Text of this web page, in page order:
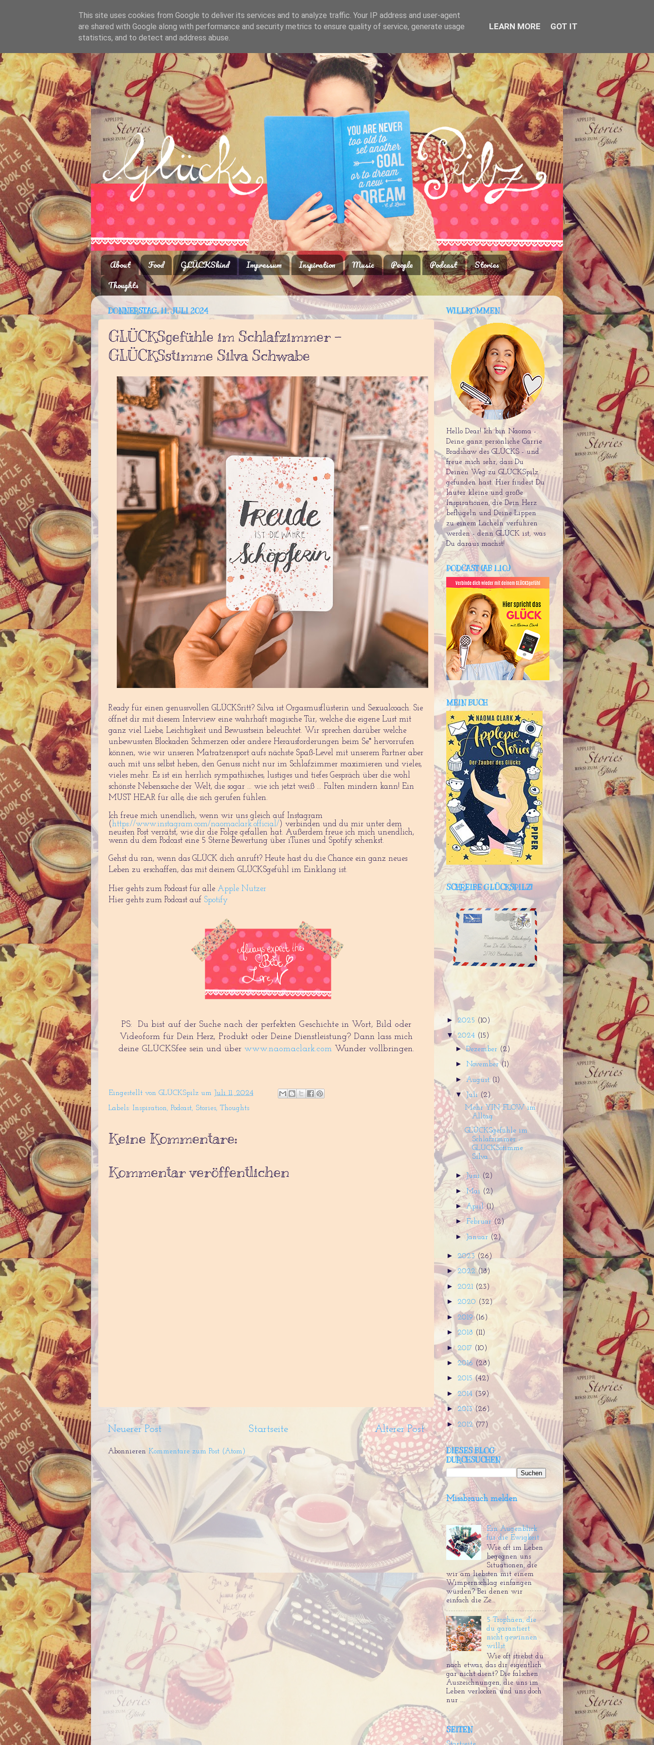
About Food GLÜCKSkind Impressum Inspiration Music People Podcast
Stories
Thoughts
DONNERSTAG, 11. JULI 2024
GLÜCKSgefühle im Schlafzimmer -
GLÜCKSstimme Silva Schwabe
Ready für einen genussvollen GLÜCKSritt? Silva ist Orgasmusflüsterin und Sexualcoach. Sie
öffnet dir mit diesem Interview eine wahrhaft magische Tür, welche die eigene Lust mit
ganz viel Liebe, Leichtigkeit und Bewusstsein beleuchtet. Wir sprechen darüber welche
unbewussten Blockaden Schmerzen oder andere Herausforderungen beim Se* hervorrufen
können, wie wir unseren Matratzensport aufs nächste Spaß-Level mit unserem Partner aber
auch mit uns selbst heben, den Genuss nicht nur im Schlafzimmer maximieren und vieles,
vieles mehr. Es ist ein herrlich sympathisches, lustiges und tiefes Gespräch über die wohl
schönste Nebensache der Welt, die sogar … wie ich jetzt weiß … Falten mindern kann! Ein
MUST HEAR für alle, die sich gerufen fühlen.
Ich freue mich unendlich, wenn wir uns gleich auf Instagram
(https://www.instagram.com/naomaclark.official/ ) verbinden und du mir unter dem
neusten Post verrätst, wie dir die Folge gefallen hat. Außerdem freue ich mich unendlich,
wenn du dem Podcast eine 5 Sterne Bewertung über iTunes und Spotify schenkst.
Gehst du ran, wenn das GLÜCK dich anruft? Heute hast du die Chance ein ganz neues
Leben zu erschaffen, das mit deinem GLÜCKSgefühl im Einklang ist.
Hier gehts zum Podcast für alle Apple Nutzer
Hier gehts zum Podcast auf Spotify
PS: Du bist auf der Suche nach der perfekten Geschichte in Wort, Bild oder
Videoform für Dein Herz, Produkt oder Deine Dienstleistung? Dann lass mich
deine GLÜCKSfee sein und über www.naomaclark.com Wunder vollbringen.
Eingestellt von GLÜCKSpilz um Juli 11, 2024
Labels: Inspiration, Podcast, Stories, Thoughts
Keine Kommentare:
Kommentar veröffentlichen
Neuerer Post Älterer Post
Startseite
Abonnieren Kommentare zum Post (Atom)
WILLKOMMEN
Hello Dear! Ich bin Naoma -
Deine ganz persönliche Carrie
Bradshaw des GLÜCKS - und
freue mich sehr, dass Du
Deinen Weg zu GLÜCKSpilz
gefunden hast. Hier findest Du
lauter kleine und große
Inspirationen, die Dein Herz
beflügeln und Deine Lippen
zu einem Lächeln verführen
werden - denn GLÜCK ist, was
Du daraus machst!
PODCAST (AB 1.10.)
MEIN BUCH
SCHREIBE GLÜCKSPILZ!
► 2025 (10)
▼2024 (15)
►Dezember (2)
► November(1)
► August(1)
▼Juli (2)
Mehr YIN FLOW im
Alltag
GLÜCKSgefühle im
Schlafzimmer -
GLÜCKSstimme
Silva...
►Juni (2)
► Mai (2)
►April(1)
►Februar(2)
► Januar (2)
► 2023 (26)
►2022(18)
► 2021 (23)
► 2020 (32)
► 2019(16)
► 2018 (11)
► 2017 (10)
► 2016 (28)
► 2015 (42)
► 2014 (39)
► 2013(26)
► 2012(77)
DIESES BLOG
DURCHSUCHEN
Missbrauch melden
Ein Augenblick
für die Ewigkeit
Wie oft im Leben
begegnen uns
Situationen, die
wir am liebsten mit einem
Wimpernschlag einfangen
würden? Bei denen wir
einfach die Ze...
5 Trophäen, die
du garantiert
nicht gewinnen
willst
Wie oft strebst du
nach etwas, das dir eigentlich
gar nicht dient? Die falschen
Auszeichnungen, die uns im
Leben verlocken und uns doch
nur ...
SEITEN
This site uses cookies from Google to deliver its services and to analyze traffic. Your IP address and user-agent
are shared with Google along with performance and security metrics to ensure quality of service, generate usage
statistics, and to detect and address abuse.
LEARN MORE GOT IT